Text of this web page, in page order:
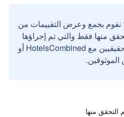
نقوم بجمع وعرض التقييمات من
منها فقط والتي تم إجراؤها
بواسطة مستخدمين حقيقيين مع HotelsCombined أو
الموثوقين.